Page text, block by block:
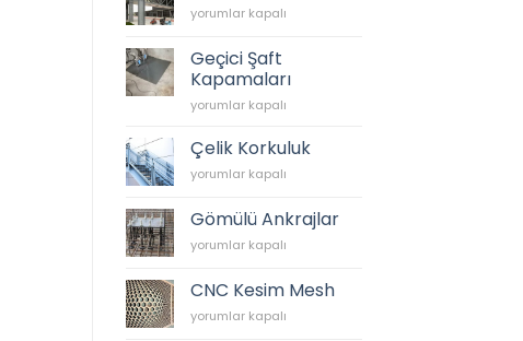
Köprü
Yapıları
için
yorumlar kapalı
Geçici Şaft
Kapamaları
Geçici
Kapamaları
için
yorumlar kapalı
Çelik Korkuluk
Çelik
için
yorumlar kapalı
Gömülü Ankrajlar
Gömülü
için
yorumlar kapalı
CNC Kesim Mesh
CNC
yorumlar kapalı